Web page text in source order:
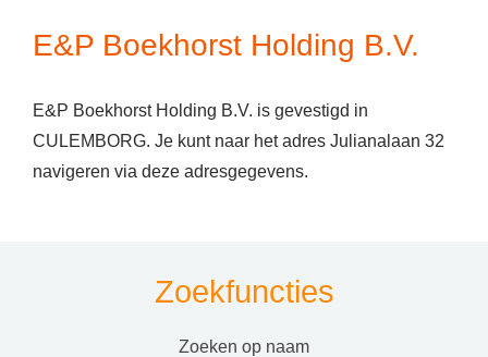
E&P Boekhorst Holding B.V.
E&P Boekhorst Holding B.V. is gevestigd in
CULEMBORG. Je kunt naar het adres Julianalaan 32
navigeren via deze adresgegevens.
Zoekfuncties
zoeken op naam